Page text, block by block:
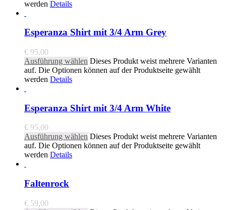
werden Details
Esperanza Shirt mit 3/4 Arm Grey
€ 95,00
Ausführung wählen Dieses Produkt weist mehrere Varianten
auf. Die Optionen können auf der Produktseite gewählt
werden Details
Esperanza Shirt mit 3/4 Arm White
€ 95,00
Ausführung wählen Dieses Produkt weist mehrere Varianten
auf. Die Optionen können auf der Produktseite gewählt
werden Details
Faltenrock
€ 59,00